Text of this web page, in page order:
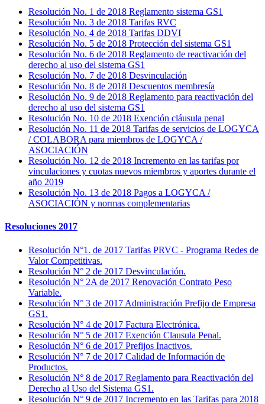
Resolución No. 1 de 2018 Reglamento sistema GS1
Resolución No. 3 de 2018 Tarifas RVC
Resolución No. 4 de 2018 Tarifas DDVI
Resolución No. 5 de 2018 Protección del sistema GS1
Resolución No. 6 de 2018 Reglamento de reactivación del
derecho al uso del sistema GS1
Resolución No. 7 de 2018 Desvinculación
Resolución No. 8 de 2018 Descuentos membresía
Resolución No. 9 de 2018 Reglamento para reactivación del
derecho al uso del sistema GS1
Resolución No. 10 de 2018 Exención cláusula penal
Resolución No. 11 de 2018 Tarifas de servicios de LOGYCA
/ COLABORA para miembros de LOGYCA /
ASOCIACIÓN
Resolución No. 12 de 2018 Incremento en las tarifas por
vinculaciones y cuotas nuevos miembros y aportes durante el
año 2019
Resolución No. 13 de 2018 Pagos a LOGYCA /
ASOCIACIÓN y normas complementarias
Resoluciones 2017
Resolución N°1. de 2017 Tarifas PRVC - Programa Redes de
Valor Competitivas.
Resolución N° 2 de 2017 Desvinculación.
Resolución N° 2A de 2017 Renovación Contrato Peso
Variable.
Resolución N° 3 de 2017 Administración Prefijo de Empresa
GS1.
Resolución N° 4 de 2017 Factura Electrónica.
Resolución N° 5 de 2017 Exención Clausula Penal.
Resolución N° 6 de 2017 Prefijos Inactivos.
Resolución N° 7 de 2017 Calidad de Información de
Productos.
Resolución N° 8 de 2017 Reglamento para Reactivación del
Derecho al Uso del Sistema GS1.
Resolución N° 9 de 2017 Incremento en las Tarifas para 2018